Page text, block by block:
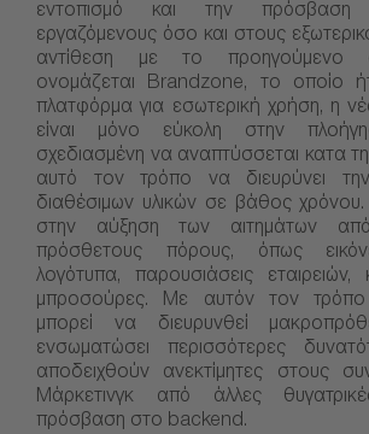
εντοπισμό και την
εργαζόμενους όσο και στους
αντίθεση με το προηγούμενο
ονομάζεται Brandzone, το οποίο
πλατφόρμα για εσωτερική χρήση, η
είναι μόνο εύκολη στην
σχεδιασμένη να αναπτύσσεται κατα
αυτό τον τρόπο να διευρύνει
διαθέσιμων υλικών σε βάθος χρόνου.
στην αύξηση των αιτημάτων
πρόσθετους πόρους, όπως
λογότυπα, παρουσιάσεις εταιρειών,
μπροσούρες. Με αυτόν τον
μπορεί να διευρυνθεί
ενσωματώσει περισσότερες
αποδειχθούν ανεκτίμητες στους
Μάρκετινγκ από άλλες
πρόσβαση στο backend.